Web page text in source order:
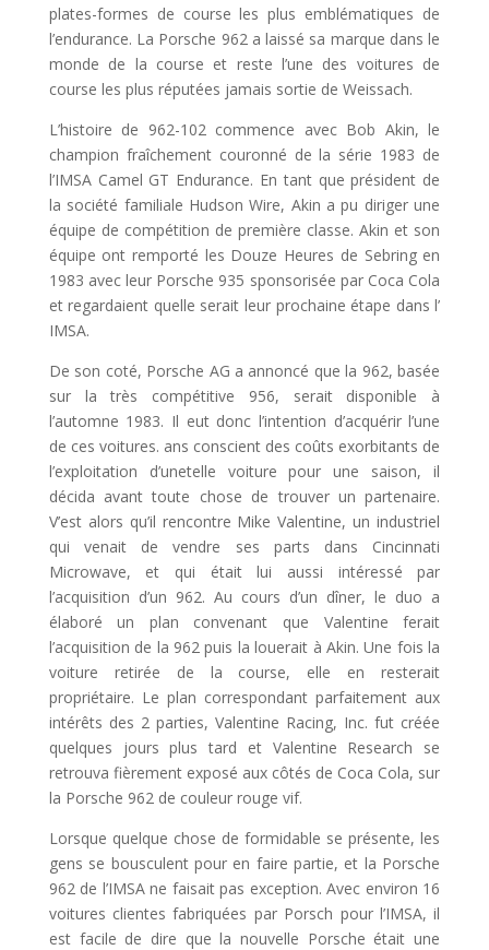
plates-formes de course les plus emblématiques de
l’endurance. La Porsche 962 a laissé sa marque dans le
monde de la course et reste l’une des voitures de
course les plus réputées jamais sortie de Weissach.
L’histoire de 962-102 commence avec Bob Akin, le
champion fraîchement couronné de la série 1983 de
l’IMSA Camel GT Endurance. En tant que président de
la société familiale Hudson Wire, Akin a pu diriger une
équipe de compétition de première classe. Akin et son
équipe ont remporté les Douze Heures de Sebring en
1983 avec leur Porsche 935 sponsorisée par Coca Cola
et regardaient quelle serait leur prochaine étape dans l’
IMSA.
De son coté, Porsche AG a annoncé que la 962, basée
sur la très compétitive 956, serait disponible à
l’automne 1983. Il eut donc l’intention d’acquérir l’une
de ces voitures. ans conscient des coûts exorbitants de
l’exploitation d’unetelle voiture pour une saison, il
décida avant toute chose de trouver un partenaire.
V’est alors qu’il rencontre Mike Valentine, un industriel
qui venait de vendre ses parts dans Cincinnati
Microwave, et qui était lui aussi intéressé par
l’acquisition d’un 962. Au cours d’un dîner, le duo a
élaboré un plan convenant que Valentine ferait
l’acquisition de la 962 puis la louerait à Akin. Une fois la
voiture retirée de la course, elle en resterait
propriétaire. Le plan correspondant parfaitement aux
intérêts des 2 parties, Valentine Racing, Inc. fut créée
quelques jours plus tard et Valentine Research se
retrouva fièrement exposé aux côtés de Coca Cola, sur
la Porsche 962 de couleur rouge vif.
Lorsque quelque chose de formidable se présente, les
gens se bousculent pour en faire partie, et la Porsche
962 de l’IMSA ne faisait pas exception. Avec environ 16
voitures clientes fabriquées par Porsch pour l’IMSA, il
est facile de dire que la nouvelle Porsche était une